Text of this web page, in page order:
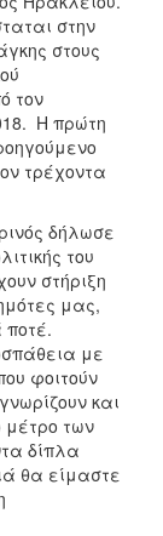
στην
στους
τον
H πρώτη
τρέχοντα
δήλωσε
του
στήριξη
μας,
ποτέ.
με
φοιτούν
και
μέτρο των
δίπλα
θα είμαστε